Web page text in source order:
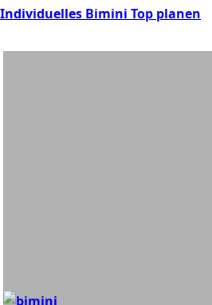
Individuelles Bimini Top planen